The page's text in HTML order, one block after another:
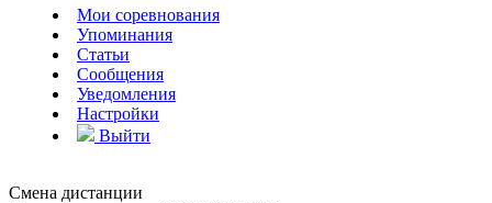
Мои соревнования
Упоминания
Статьи
Сообщения
Уведомления
Настройки
Выйти
Смена дистанции